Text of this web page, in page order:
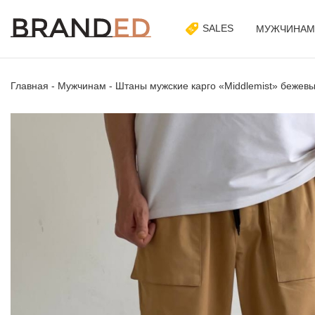
SALES МУЖЧИНАМ
Главная - Мужчинам - Штаны мужские карго «Middlemist»